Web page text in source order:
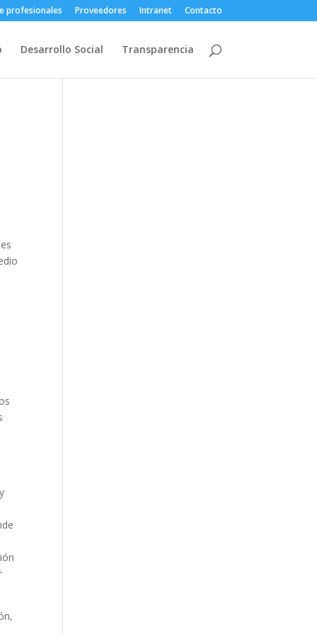
profesionales Proveedores Intranet Contacto
Desarrollo Social Transparencia